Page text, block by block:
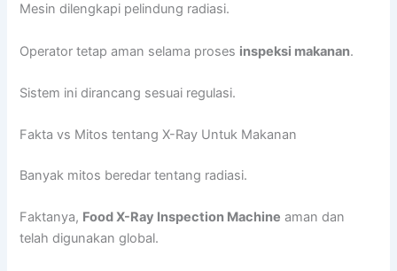
Mesin dilengkapi pelindung radiasi.
Operator tetap aman selama proses inspeksi makanan.
Sistem ini dirancang sesuai regulasi.
Fakta vs Mitos tentang X-Ray Untuk Makanan
Banyak mitos beredar tentang radiasi.
Faktanya, Food X-Ray Inspection Machine aman dan
telah digunakan global.